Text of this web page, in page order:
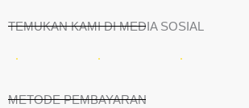
TEMUKAN KAMI DI MEDIA SOSIAL
METODE PEMBAYARAN